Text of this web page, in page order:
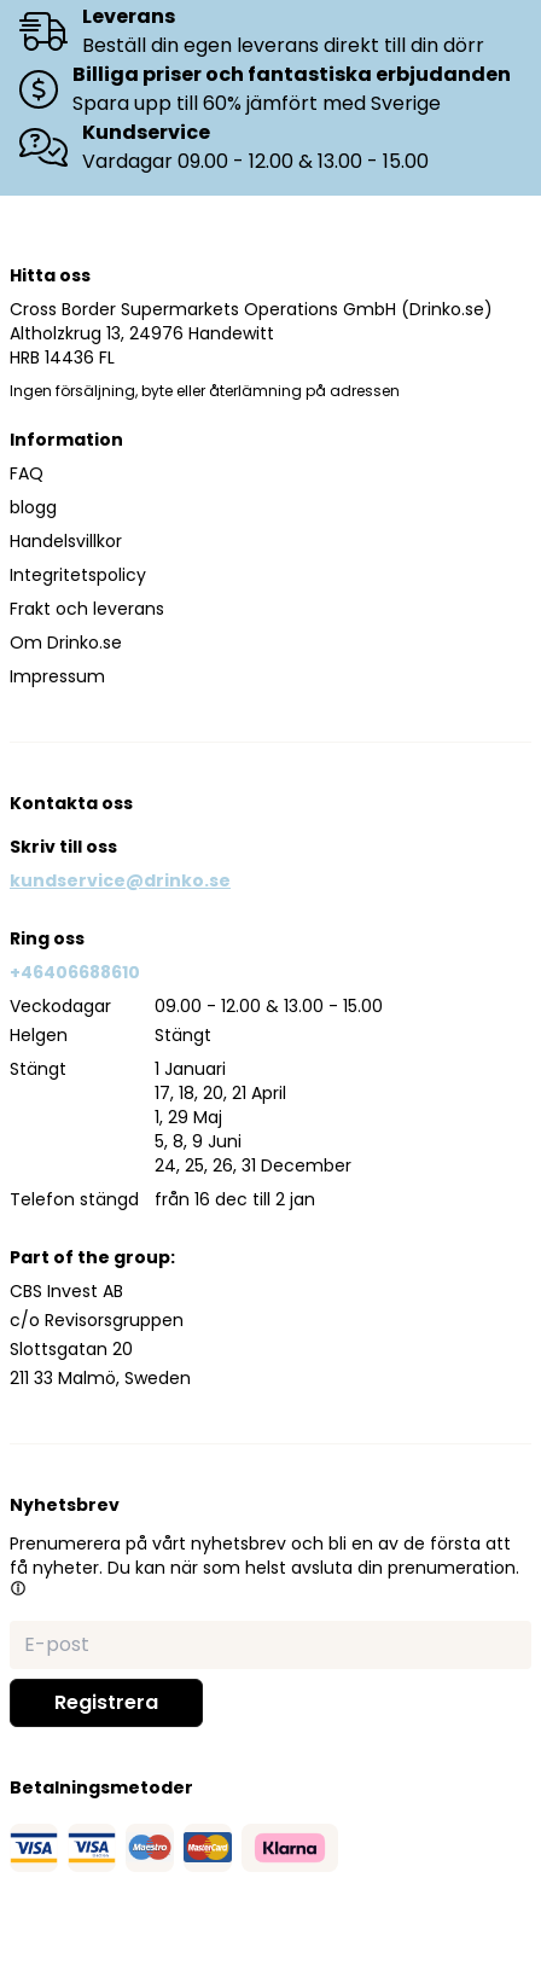
Leverans
Beställ din egen leverans direkt till din dörr
Billiga priser och fantastiska erbjudanden
Spara upp till 60% jämfört med Sverige
Kundservice
Vardagar 09.00 - 12.00 & 13.00 - 15.00
Hitta oss
Cross Border Supermarkets Operations GmbH (Drinko.se)
Altholzkrug 13, 24976 Handewitt
HRB 14436 FL
Ingen försäljning, byte eller återlämning på adressen
Information
FAQ
blogg
Handelsvillkor
Integritetspolicy
Frakt och leverans
Om Drinko.se
Impressum
Kontakta oss
Skriv till oss
kundservice@drinko.se
Ring oss
+46406688610
Veckodagar
09.00 - 12.00 & 13.00 - 15.00
Helgen
Stängt
Stängt
Telefon stängd
1 Januari
17, 18, 20, 21 April
1, 29 Maj
5, 8, 9 Juni
24, 25, 26, 31 December
från 16 dec till 2 jan
Part of the group:
CBS Invest AB
c/o Revisorsgruppen
Slottsgatan 20
211 33 Malmö, Sweden
Nyhetsbrev
Prenumerera på vårt nyhetsbrev och bli en av de första att
få nyheter. Du kan när som helst avsluta din prenumeration.
Betalningsmetoder